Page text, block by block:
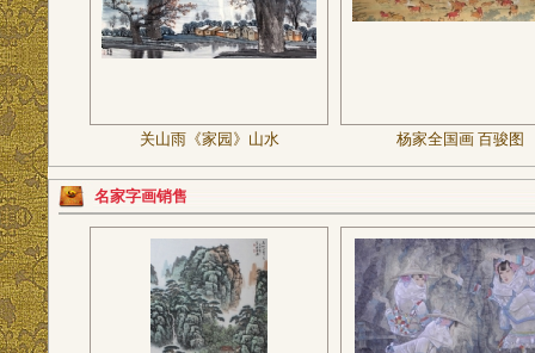
关山雨《家园》山水 杨家全国画 百骏图
名家字画销售